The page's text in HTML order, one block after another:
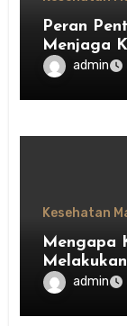
Peran
Menjaga
Indonesia
admin
Kesehatan
Mengapa
admin